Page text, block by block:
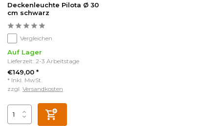
Deckenleuchte Pilota Ø 30
cm schwarz
Vergleichen
Auf Lager
Lieferzeit: 2-3 Arbeitstage
€149,00 *
* Inkl. MwSt.
zzgl. Versandkosten